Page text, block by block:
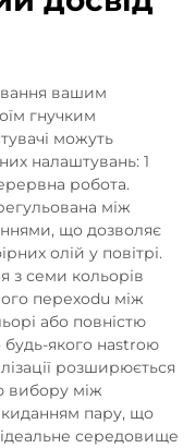
вашим
гнучким
можуть
налаштувань: 1
робота.
між
що дозволяє
олій у повітрі.
з семи кольорів
перехodu між
або повністю
будь-якого нastroю
розширюється
вибору між
пару, що
середовище